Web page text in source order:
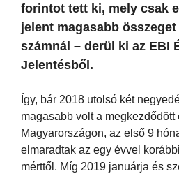
forintot tett ki, mely csak
jelent magasabb
számnál – derül ki az EBI
Jelentésből.
Így, bár 2018 utolsó két
magasabb volt a
Magyarországon, az első 9
elmaradtak az egy évvel
mérttől. Míg 2019 januárja és